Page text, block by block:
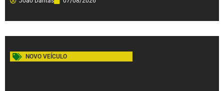
NOVO VEÍCULO